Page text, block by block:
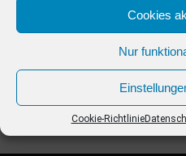
Cookies
Nur
Cookie-Richtlinie